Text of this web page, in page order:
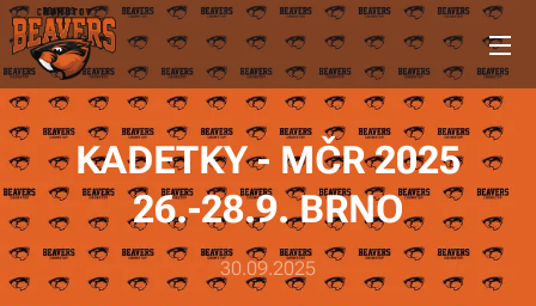
KADETKY - MČR 2025
26.-28.9. BRNO
30.09.2025